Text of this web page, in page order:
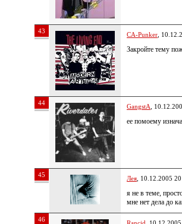
43 CA-Punker ,
Закройте тему
44 GangstA ,
ее помоему
45 Лея , 10.12.2005
я не в теме,
мне нет дела до
46